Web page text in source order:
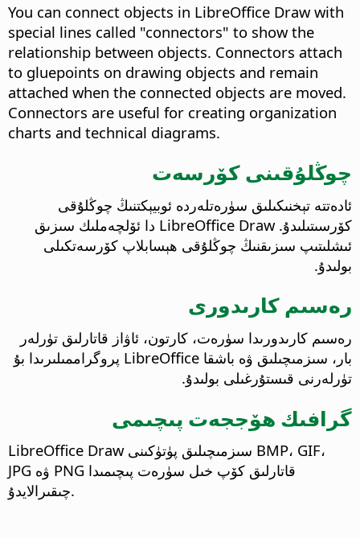
You can connect objects in LibreOffice Draw with
special lines called "connectors" to show the
relationship between objects. Connectors attach
to gluepoints on drawing objects and remain
attached when the connected objects are moved.
Connectors are useful for creating organization
charts and technical diagrams.
چوڭلۇقىنى كۆرسەت
ئادەتتە تېخنىكىلىق سۈرەتلەردە ئوبيېكتنىڭ چوڭلۇقى
كۆرسىتىلىدۇ. LibreOffice Draw دا ئۆلچەملىك سىزىق
ئىشلىتىپ سىزىقنىڭ چوڭلۇقى ھېسابلاپ كۆرسەتكىلى
بولىدۇ.
رەسىم كارىدورى
رەسىم كارىدورىدا سۈرەت، كارتون، ئاۋاز قاتارلىق تۈرلەر
بار، سىزمىچىلىق ۋە باشقا LibreOffice پروگراممىلىرىدا بۇ
تۈرلەرنى قىستۇرغىلى بولىدۇ.
گرافىك ھۆججەت پىچىمى
LibreOffice Draw سىزمىچىلىق پۈتۈكىنى BMP، GIF،
JPG ۋە PNG قاتارلىق كۆپ خىل سۈرەت پىچىمىدا
چىقىرالايدۇ.